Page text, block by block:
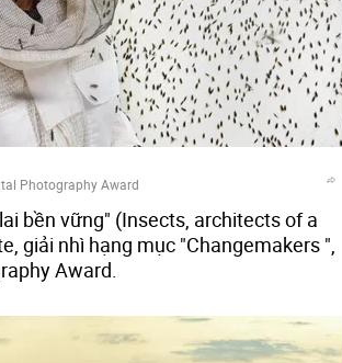
Photography Award
bền vững" (Insects, architects of a
giải nhì hạng mục "Changemakers ",
Award.